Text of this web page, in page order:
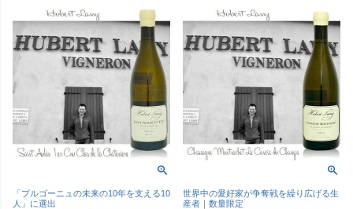
「ブルゴーニュの未来の10年を支える10
人」に選出
世界中の愛好家が争奪戦を繰り広げる生
産者｜数量限定